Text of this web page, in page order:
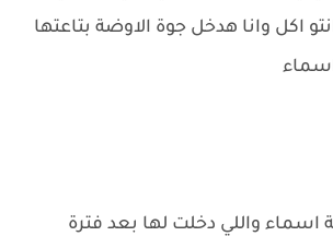
اكل وانا هدخل جوة الاوضة بتاعتها
واللي دخلت لها بعد فترة